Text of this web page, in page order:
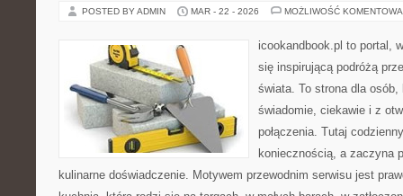
POSTED BY ADMIN MAR - 22 - 2026 MOŻLIWOŚĆ
icookandbook.pl to portal,
się inspirującą podróżą
świata. To strona dla
świadomie, ciekawie i z
połączenia. Tutaj
koniecznością, a zaczyna
kulinarne doświadczenie. Motywem przewodnim serwisu jest